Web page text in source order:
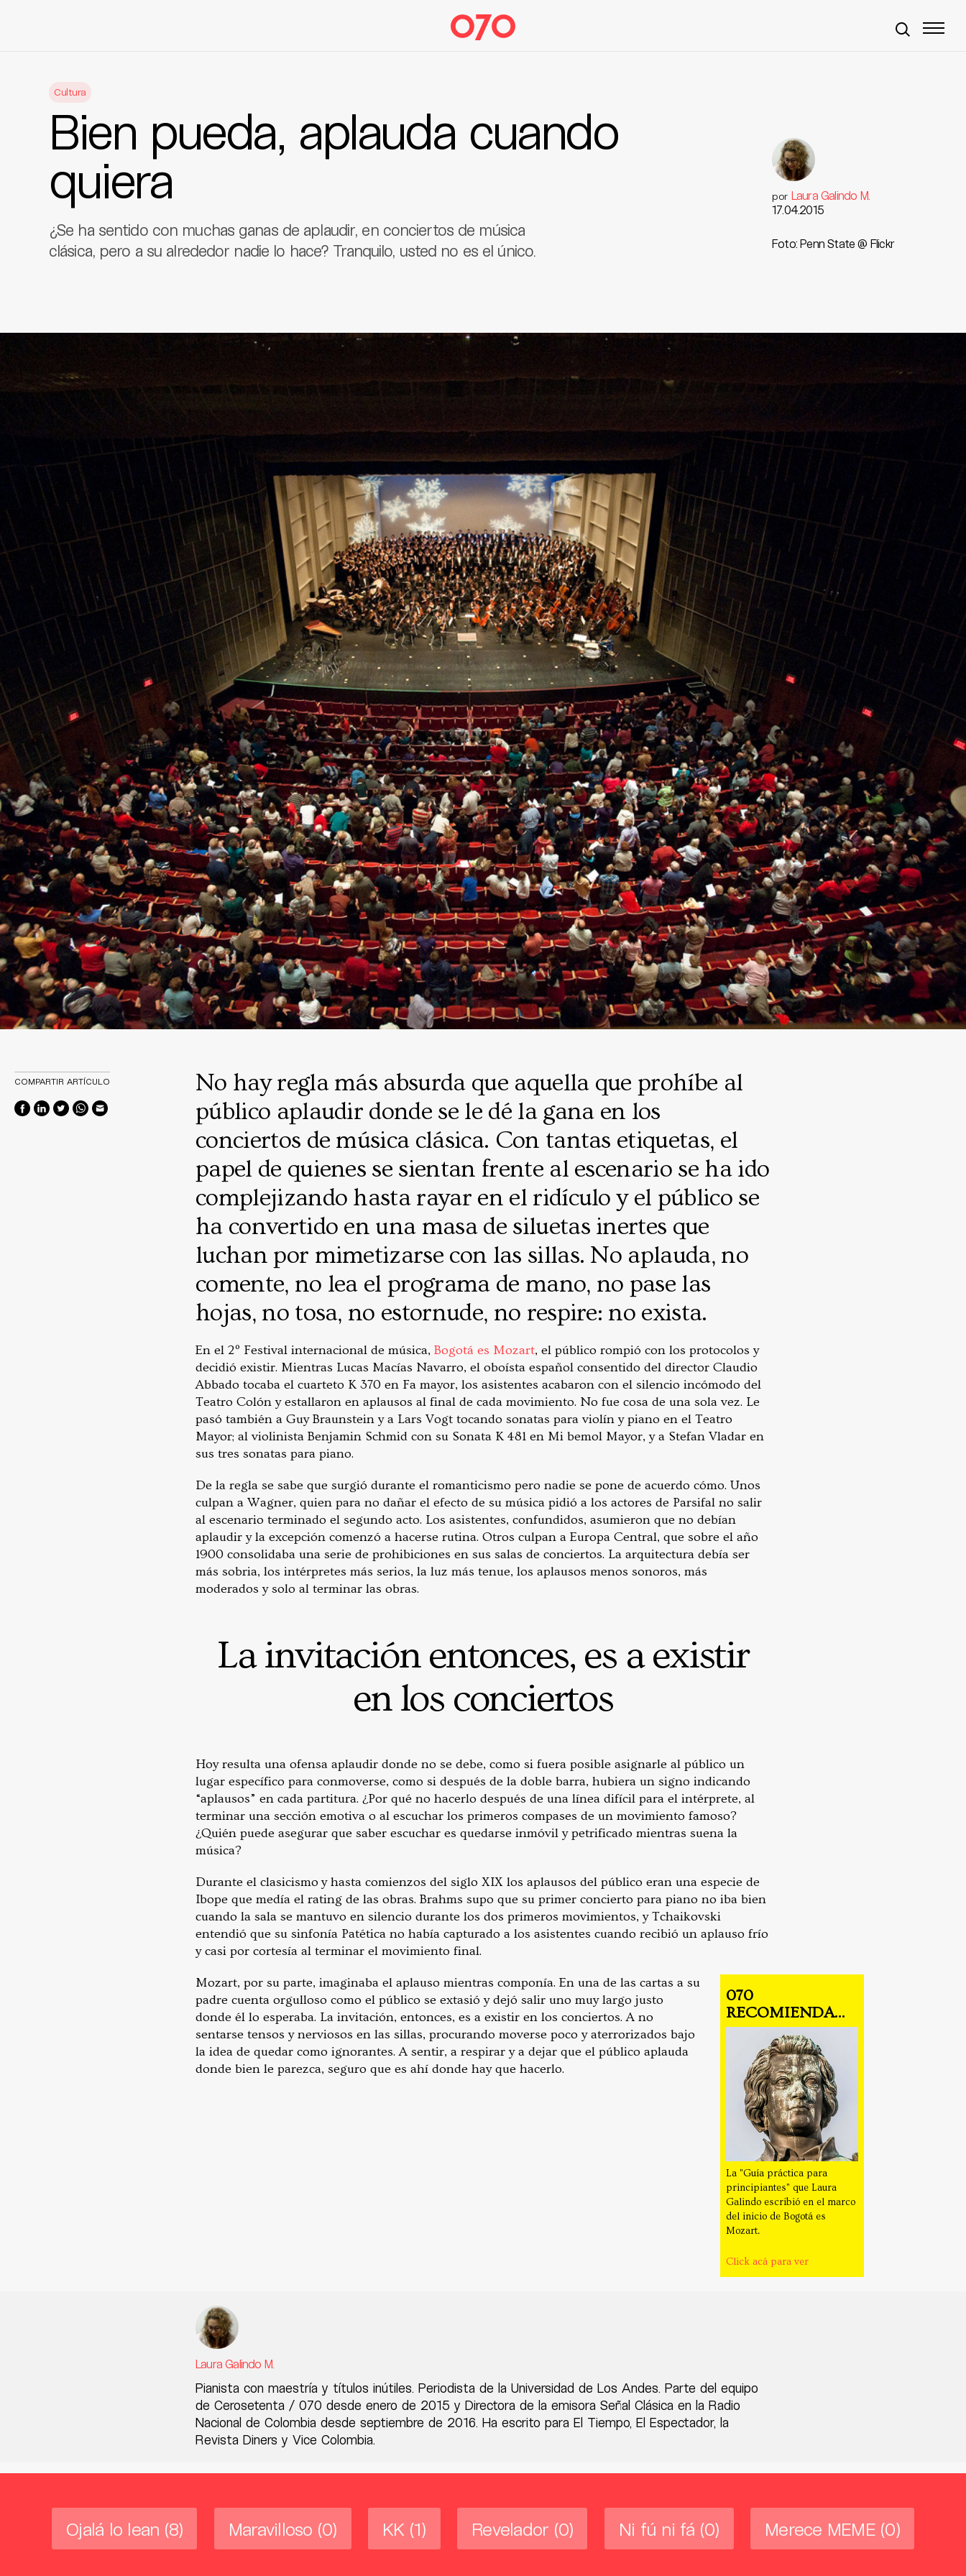
Cultura
Bien pueda, aplauda cuando
quiera
¿Se ha sentido con muchas ganas de aplaudir, en conciertos de música
clásica, pero a su alrededor nadie lo hace? Tranquilo, usted no es el único.
por Laura Galindo M.
17.04.2015
Foto: Penn State @ Flickr
No hay regla más absurda que aquella que prohíbe al
público aplaudir donde se le dé la gana en los
conciertos de música clásica. Con tantas etiquetas, el
papel de quienes se sientan frente al escenario se ha ido
complejizando hasta rayar en el ridículo y el público se
ha convertido en una masa de siluetas inertes que
luchan por mimetizarse con las sillas. No aplauda, no
comente, no lea el programa de mano, no pase las
hojas, no tosa, no estornude, no respire: no exista.
En el 2º Festival internacional de música, Bogotá es Mozart, el público rompió con los protocolos y
decidió existir. Mientras Lucas Macías Navarro, el oboísta español consentido del director Claudio
Abbado tocaba el cuarteto K 370 en Fa mayor, los asistentes acabaron con el silencio incómodo del
Teatro Colón y estallaron en aplausos al final de cada movimiento. No fue cosa de una sola vez. Le
pasó también a Guy Braunstein y a Lars Vogt tocando sonatas para violín y piano en el Teatro
Mayor; al violinista Benjamin Schmid con su Sonata K 481 en Mi bemol Mayor, y a Stefan Vladar en
sus tres sonatas para piano.
De la regla se sabe que surgió durante el romanticismo pero nadie se pone de acuerdo cómo. Unos
culpan a Wagner, quien para no dañar el efecto de su música pidió a los actores de Parsifal no salir
al escenario terminado el segundo acto. Los asistentes, confundidos, asumieron que no debían
aplaudir y la excepción comenzó a hacerse rutina. Otros culpan a Europa Central, que sobre el año
1900 consolidaba una serie de prohibiciones en sus salas de conciertos. La arquitectura debía ser
más sobria, los intérpretes más serios, la luz más tenue, los aplausos menos sonoros, más
moderados y solo al terminar las obras.
La invitación entonces, es a existir
en los conciertos
Hoy resulta una ofensa aplaudir donde no se debe, como si fuera posible asignarle al público un
lugar específico para conmoverse, como si después de la doble barra, hubiera un signo indicando
“aplausos” en cada partitura. ¿Por qué no hacerlo después de una línea difícil para el intérprete, al
terminar una sección emotiva o al escuchar los primeros compases de un movimiento famoso?
¿Quién puede asegurar que saber escuchar es quedarse inmóvil y petrificado mientras suena la
música?
Durante el clasicismo y hasta comienzos del siglo XIX los aplausos del público eran una especie de
Ibope que medía el rating de las obras. Brahms supo que su primer concierto para piano no iba bien
cuando la sala se mantuvo en silencio durante los dos primeros movimientos, y Tchaikovski
entendió que su sinfonía Patética no había capturado a los asistentes cuando recibió un aplauso frío
y casi por cortesía al terminar el movimiento final.
070
RECOMIENDA...
La "Guía práctica para
principiantes" que Laura
Galindo escribió en el marco
del inicio de Bogotá es
Mozart.
Click acá para ver
Mozart, por su parte, imaginaba el aplauso mientras componía. En una de las cartas a su
padre cuenta orgulloso como el público se extasió y dejó salir uno muy largo justo
donde él lo esperaba. La invitación, entonces, es a existir en los conciertos. A no
sentarse tensos y nerviosos en las sillas, procurando moverse poco y aterrorizados bajo
la idea de quedar como ignorantes. A sentir, a respirar y a dejar que el público aplauda
donde bien le parezca, seguro que es ahí donde hay que hacerlo.
COMPARTIR ARTÍCULO
Laura Galindo M.
Pianista con maestría y títulos inútiles. Periodista de la Universidad de Los Andes. Parte del equipo
de Cerosetenta / 070 desde enero de 2015 y Directora de la emisora Señal Clásica en la Radio
Nacional de Colombia desde septiembre de 2016. Ha escrito para El Tiempo, El Espectador, la
Revista Diners y Vice Colombia.
Ojalá lo lean (8) Maravilloso (0) KK (1) Revelador (0) Ni fú ni fá (0) Merece MEME (0)